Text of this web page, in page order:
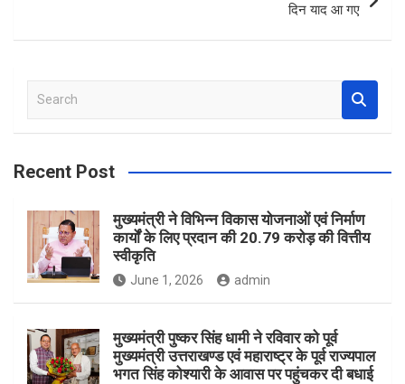
दिन याद आ गए
a
c
Recent Post
मुख्यमंत्री ने विभिन्न विकास योजनाओं एवं निर्माण
कार्यों के लिए प्रदान की 20.79 करोड़ की वित्तीय
स्वीकृति
June 1, 2026 admin
मुख्यमंत्री पुष्कर सिंह धामी ने रविवार को पूर्व
मुख्यमंत्री उत्तराखण्ड एवं महाराष्ट्र के पूर्व राज्यपाल
भगत सिंह कोश्यारी के आवास पर पहुंचकर दी बधाई